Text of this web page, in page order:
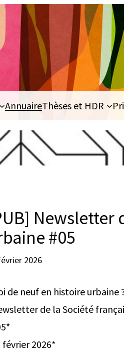
AnnuaireThèses et HDR
Newsletter
#05
2026
de neuf en histoire urbaine
de la Société
février 2026*